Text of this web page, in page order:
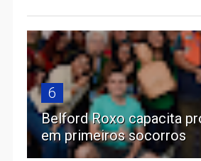
6
Belford Roxo capacita
em primeiros socorros